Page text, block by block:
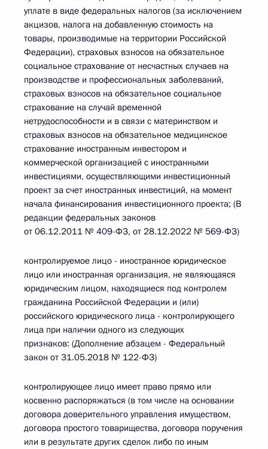
уплате в виде федеральных налогов (за исключением
акцизов, налога на добавленную стоимость на
товары, производимые на территории Российской
Федерации), страховых взносов на обязательное
социальное страхование от несчастных случаев на
производстве и профессиональных заболеваний,
страховых взносов на обязательное социальное
страхование на случай временной
нетрудоспособности и в связи с материнством и
страховых взносов на обязательное медицинское
страхование иностранным инвестором и
коммерческой организацией с иностранными
инвестициями, осуществляющими инвестиционный
проект за счет иностранных инвестиций, на момент
начала финансирования инвестиционного проекта; (В
редакции федеральных законов
от 06.12.2011 № 409-ФЗ, от 28.12.2022 № 569-ФЗ)
контролируемое лицо - иностранное юридическое
лицо или иностранная организация, не являющаяся
юридическим лицом, находящиеся под контролем
гражданина Российской Федерации и (или)
российского юридического лица - контролирующего
лица при наличии одного из следующих
признаков: (Дополнение абзацем - Федеральный
закон от 31.05.2018 № 122-ФЗ)
контролирующее лицо имеет право прямо или
косвенно распоряжаться (в том числе на основании
договора доверительного управления имуществом,
договора простого товарищества, договора поручения
или в результате других сделок либо по иным